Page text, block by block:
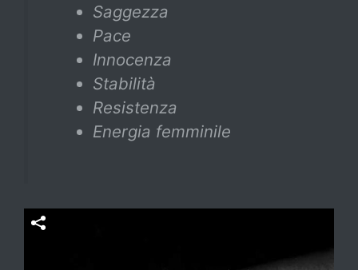
Saggezza
Pace
Innocenza
Stabilità
Resistenza
Energia femminile